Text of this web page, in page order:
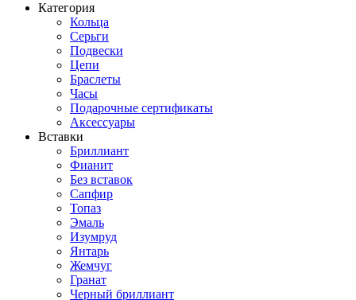
Категория
Кольца
Серьги
Подвески
Цепи
Браслеты
Часы
Подарочные сертификаты
Аксессуары
Вставки
Бриллиант
Фианит
Без вставок
Сапфир
Топаз
Эмаль
Изумруд
Янтарь
Жемчуг
Гранат
Черный бриллиант